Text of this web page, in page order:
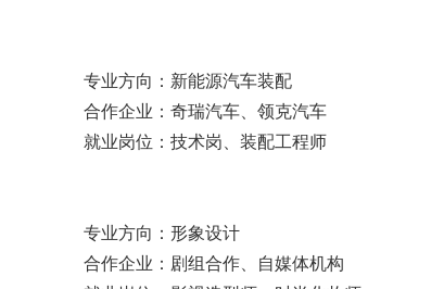
专业方向： 新能源汽车装配
合作企业： 奇瑞汽车、领克汽车
就业岗位： 技术岗、装配工程师
专业方向： 形象设计
合作企业： 剧组合作、自媒体机构